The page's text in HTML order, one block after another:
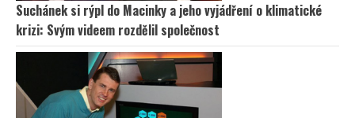
Suchánek si rýpl do Macinky a jeho vyjádření o klimatické
krizi: Svým videem rozdělil společnost